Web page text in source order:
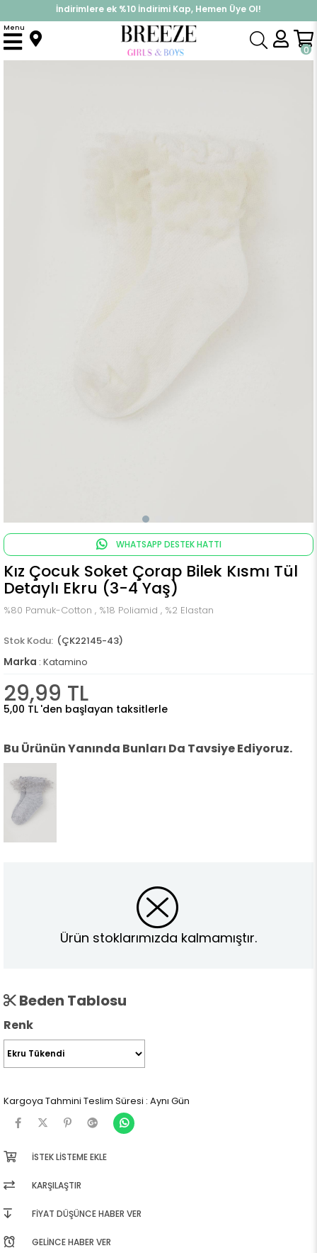
%30 Sepette Yaz İndirimi, Hemen Al!
İndirimlere ek %10 İndirimi Kap, Hemen Üye Ol!
0
Menu
Anasayfa Çorap Kız Çocuk Soket Çorap Bilek Kısmı Tül Detaylı Ekru (3-4 Yaş)
WHATSAPP DESTEK HATTI
Kız Çocuk Soket Çorap Bilek Kısmı Tül
Detaylı Ekru (3-4 Yaş)
%80 Pamuk-Cotton , %18 Poliamid , %2 Elastan
(ÇK22145-43)
Marka : Katamino
29,99 TL
5,00 TL 'den başlayan taksitlerle
Bu Ürünün Yanında Bunları Da Tavsiye Ediyoruz.
Ürün stoklarımızda kalmamıştır.
Beden Tablosu
Renk
Kargoya Tahmini Teslim Süresi : Aynı Gün
İSTEK LISTEME EKLE
KARŞILAŞTIR
FIYAT DÜŞÜNCE HABER VER
GELINCE HABER VER